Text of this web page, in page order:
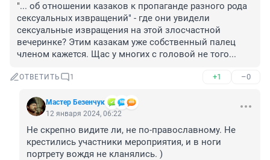
"... об отношении казаков к пропаганде разного рода
сексуальных извращений" - где они увидели
сексуальные извращения на этой злосчастной
вечеринке? Этим казакам уже собственный палец
членом кажется. Щас у многих с головой не того...
ОТВЕТИТЬ 1 +1 –0
Мастер Безенчук
12 января 2024, 06:22
Не скрепно видите ли, не по-православному. Не
крестились участники мероприятия, и в ноги
портрету вождя не кланялись. )